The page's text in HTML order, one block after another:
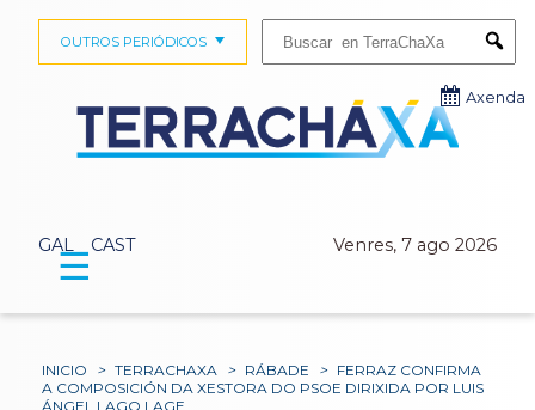
GAL CAST Venres, 7 ago 2026
OUTROS PERIÓDICOS
Axenda
☰
INICIO > TERRACHAXA > RÁBADE > FERRAZ CONFIRMA
A COMPOSICIÓN DA XESTORA DO PSOE DIRIXIDA POR LUIS
ÁNGEL LAGO LAGE